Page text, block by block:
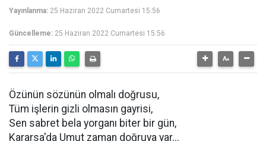
Yayınlanma: 25 Haziran 2022 Cumartesi 15:56
Güncelleme: 25 Haziran 2022 Cumartesi 15:56
Özünün sözünün olmalı doğrusu,
Tüm işlerin gizli olmasın gayrisi,
Sen sabret bela yorganı biter bir gün,
Kararsa'da Umut zaman doğruya yar...